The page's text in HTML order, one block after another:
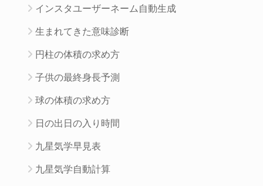
インスタユーザーネーム自動生成
生まれてきた意味診断
円柱の体積の求め方
子供の最終身長予測
球の体積の求め方
日の出日の入り時間
九星気学早見表
九星気学自動計算